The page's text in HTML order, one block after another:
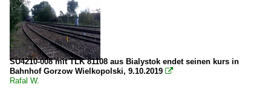
SU4210-008 mit TLK 81108 aus Bialystok endet seinen kurs in
Bahnhof Gorzow Wielkopolski, 9.10.2019 
Rafal W.